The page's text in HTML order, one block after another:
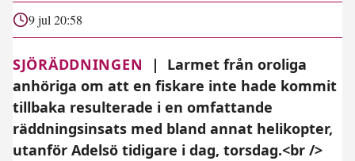
9 jul 20:58
SJÖRÄDDNINGEN |
Larmet från oroliga
anhöriga om att en fiskare inte hade kommit
tillbaka resulterade i en omfattande
räddningsinsats med bland annat helikopter,
utanför Adelsö tidigare i dag, torsdag.<br />